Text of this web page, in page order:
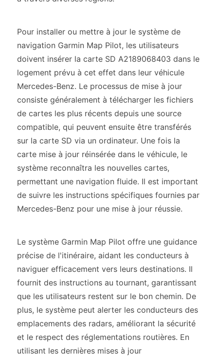
Pour installer ou mettre à jour le système de
navigation Garmin Map Pilot, les utilisateurs
doivent insérer la carte SD A2189068403 dans le
logement prévu à cet effet dans leur véhicule
Mercedes-Benz. Le processus de mise à jour
consiste généralement à télécharger les fichiers
de cartes les plus récents depuis une source
compatible, qui peuvent ensuite être transférés
sur la carte SD via un ordinateur. Une fois la
carte mise à jour réinsérée dans le véhicule, le
système reconnaîtra les nouvelles cartes,
permettant une navigation fluide. Il est important
de suivre les instructions spécifiques fournies par
Mercedes-Benz pour une mise à jour réussie.
Le système Garmin Map Pilot offre une guidance
précise de l'itinéraire, aidant les conducteurs à
naviguer efficacement vers leurs destinations. Il
fournit des instructions au tournant, garantissant
que les utilisateurs restent sur le bon chemin. De
plus, le système peut alerter les conducteurs des
emplacements des radars, améliorant la sécurité
et le respect des réglementations routières. En
utilisant les dernières mises à jour